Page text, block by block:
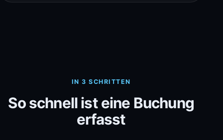
IN 3 SCHRITTEN
So schnell ist eine Buchung
erfasst